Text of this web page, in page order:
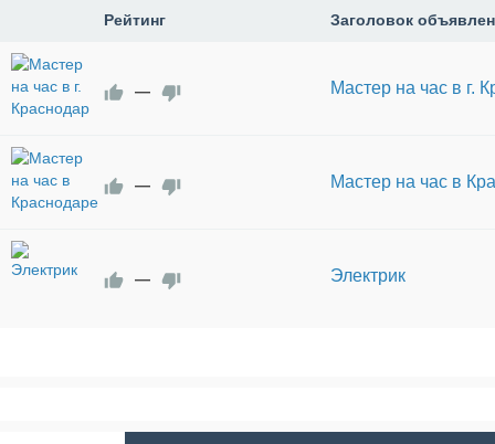
Рейтинг Заголовок
— Мастер на час в г.
— Мастер на час в
— Электрик